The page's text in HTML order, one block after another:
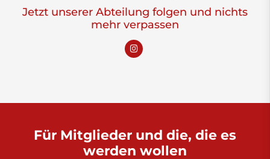
Jetzt unserer Abteilung folgen und nichts
mehr verpassen
Für Mitglieder und die, die es
werden wollen